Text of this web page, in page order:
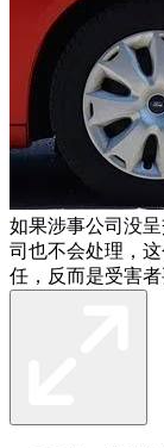
如果涉事公司没
司也不会处理，
任，反而是受害者